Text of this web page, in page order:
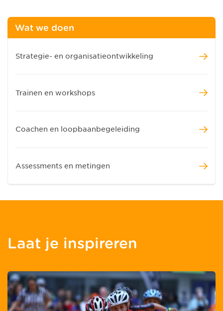
Wat we doen
Strategie- en organisatieontwikkeling
Trainen en workshops
Coachen en loopbaanbegeleiding
Assessments en metingen
Laat je inspireren